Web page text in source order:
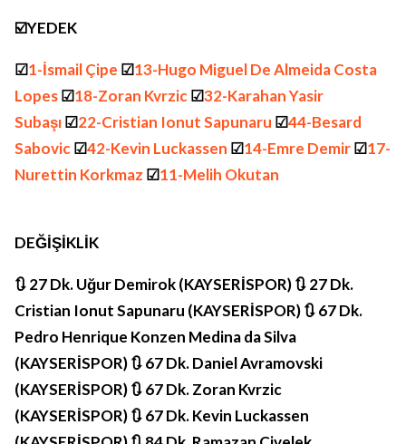
☑️YEDEK
☑1-İsmail Çipe ☑13-Hugo Miguel De Almeida Costa
Lopes☑18-Zoran Kvrzic☑32-Karahan Yasir
Subaşı☑22-Cristian Ionut Sapunaru ☑44-Besard
Sabovic☑42-Kevin Luckassen ☑14-Emre Demir☑17-
Nurettin Korkmaz ☑11-Melih Okutan
DEĞİŞİKLİK
🔃 27 Dk. Uğur Demirok (KAYSERİSPOR) 🔃 27 Dk.
Cristian Ionut Sapunaru (KAYSERİSPOR) 🔃 67 Dk.
Pedro Henrique Konzen Medina da Silva
(KAYSERİSPOR) 🔃 67 Dk. Daniel Avramovski
(KAYSERİSPOR) 🔃 67 Dk. Zoran Kvrzic
(KAYSERİSPOR) 🔃 67 Dk. Kevin Luckassen